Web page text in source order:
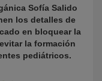
Sofía Salido
los detalles de
en bloquear la
la formación
pediátricos.